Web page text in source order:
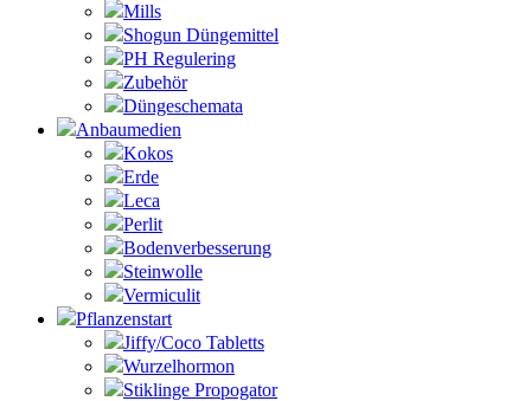
Mills
Shogun Düngemittel
PH Regulering
Zubehör
Düngeschemata
Anbaumedien
Kokos
Erde
Leca
Perlit
Bodenverbesserung
Steinwolle
Vermiculit
Pflanzenstart
Jiffy/Coco Tabletts
Wurzelhormon
Stiklinge Propogator